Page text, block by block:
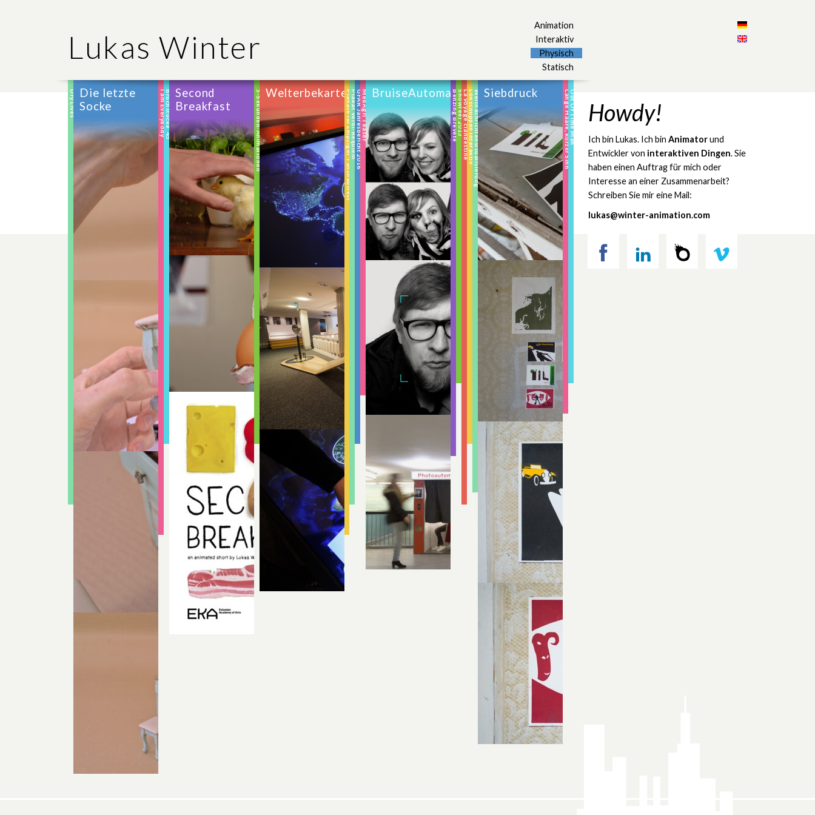
Lukas Winter
Animation
Interaktiv
Physisch
Statisch
Dry Lives Die letzte
Socke
I am EverybodyBruchstücke ’45 Second
Breakfast
5-Sekunden-Animationen WelterbekartePlakate für Leipziger TanzhausfestPlakat Verdi-RequiemGFAR Jahresbericht 2016MedAgri Teaser BruiseAutomatBenzing BreveteShowreel 2013La voyage clandestineLokschuppen interaktivWelt­nachrichten­visualisierung Siebdruck Lange Haare, kurzer SinnOut Of Time Man Howdy!
Ich bin Lukas. Ich bin Animatorund
Entwickler von interaktiven Dingen. Sie
haben einen Auftrag für mich oder
Interesse an einer Zusammenarbeit?
Schreiben Sie mir eine Mail:
lukas@winter-animation.com